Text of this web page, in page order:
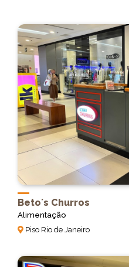
Beto´s Churros
Alimentação
Piso Rio de Janeiro